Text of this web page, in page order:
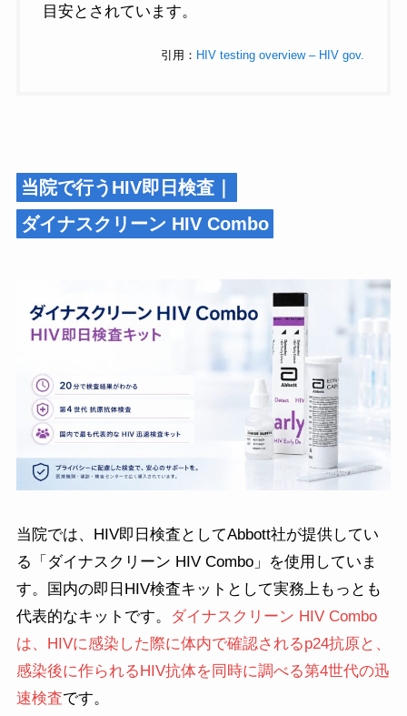
目安とされています。
引用： HIV testing overview – HIV gov.
当院で行うHIV即日検査｜
ダイナスクリーン HIV Combo
当院では、HIV即日検査としてAbbott社が提供してい
る「ダイナスクリーン HIV Combo」を使用していま
す。国内の即日HIV検査キットとして実務上もっとも
代表的なキットです。
ダイナスクリーン HIV Combo
は、HIVに感染した際に体内で確認されるp24抗原と、
感染後に作られるHIV抗体を同時に調べる第4世代の迅
速検査です。